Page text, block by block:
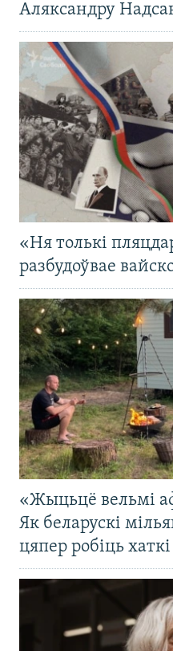
Аляксандру
«Ня толькі
разбудоўвае
«Жыцьцё вельмі
Як беларускі
цяпер робіць